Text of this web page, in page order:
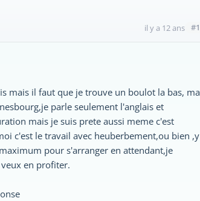
il y a 12 ans #1
mais il faut que je trouve un boulot la bas, ma
parle seulement l'anglais et
mais je suis prete aussi meme c'est
c'est le travail avec heuberbement,ou bien ,y
pour s'arranger en attendant,je
en profiter.